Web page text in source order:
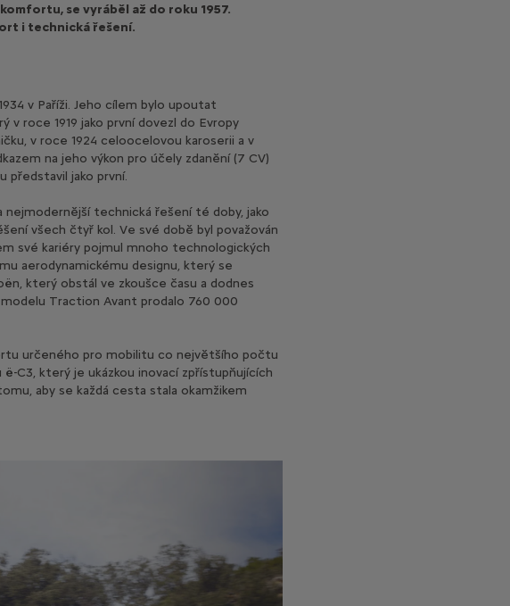
se vyráběl až do roku 1957.
i technická řešení.
v Paříži. Jeho cílem bylo upoutat
roce 1919 jako první dovezl do Evropy
v roce 1924 celoocelovou karoserii a v
na jeho výkon pro účely zdanění (7 CV)
představil jako první.
technická řešení té doby, jako
všech čtyř kol. Ve své době byl považován
své kariéry pojmul mnoho technologických
aerodynamickému designu, který se
který obstál ve zkoušce času a dodnes
Traction Avant prodalo 760 000
určeného pro mobilitu co největšího počtu
C3, který je ukázkou inovací zpřístupňujících
aby se každá cesta stala okamžikem